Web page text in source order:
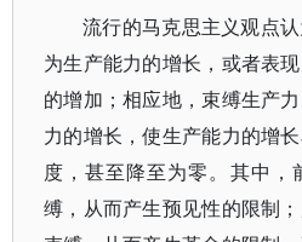
流行的马克思主义观点
为生产能力的增长，或者表
的增加；相应地，束缚生产
力的增长，使生产能力的增
度，甚至降至为零。其中，
缚，从而产生预见性的限制